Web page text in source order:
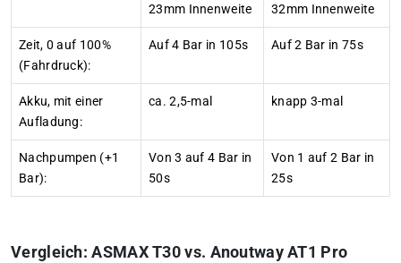
23mm Innenweite
32mm Innenweite
Zeit, 0 auf 100%
(Fahrdruck):
Auf 4 Bar in 105s Auf 2 Bar in 75s
Akku, mit einer
Aufladung:
ca. 2,5-mal knapp 3-mal
Nachpumpen (+1
Bar):
Von 3 auf 4 Bar in
50s
Von 1 auf 2 Bar in
25s
Vergleich: ASMAX T30 vs. Anoutway AT1 Pro